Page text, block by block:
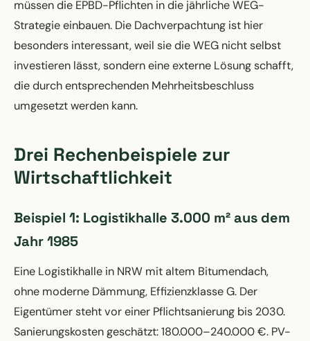
müssen die EPBD-Pflichten in die jährliche WEG-
Strategie einbauen. Die Dachverpachtung ist hier
besonders interessant, weil sie die WEG nicht selbst
investieren lässt, sondern eine externe Lösung schafft,
die durch entsprechenden Mehrheitsbeschluss
umgesetzt werden kann.
Drei Rechenbeispiele zur
Wirtschaftlichkeit
Beispiel 1: Logistikhalle 3.000 m² aus dem
Jahr 1985
Eine Logistikhalle in NRW mit altem Bitumendach,
ohne moderne Dämmung, Effizienzklasse G. Der
Eigentümer steht vor einer Pflichtsanierung bis 2030.
Sanierungskosten geschätzt: 180.000–240.000 €. PV-